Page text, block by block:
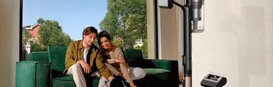
Поделиться
Подпишитесь на рассылку
с самыми популярными статьями